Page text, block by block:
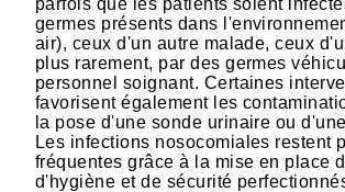
germes présents dans
air), ceux d'un autre malade, ceux
plus rarement, par des germes
personnel soignant. Certaines
favorisent également les
la pose d'une sonde urinaire ou
Les infections nosocomiales restent
fréquentes grâce à la mise en place
d'hygiène et de sécurité